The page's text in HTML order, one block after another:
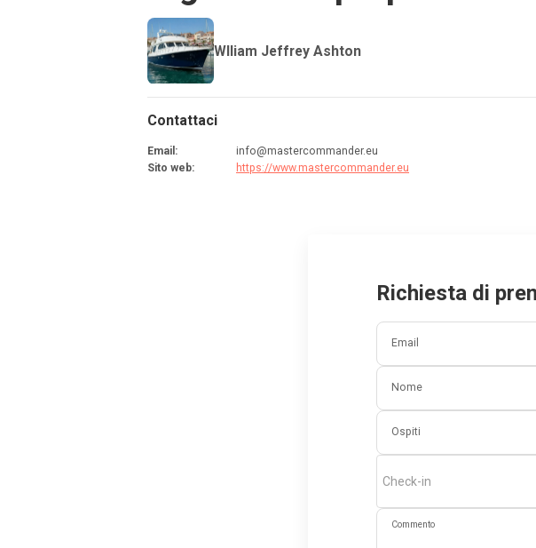
Wlliam Jeffrey Ashton
Contattaci
Email :
info@mastercommander.eu
Sito web: https://www.mastercommander.eu
Richiesta di
Email
Nome
Ospiti
Check-in
Commento